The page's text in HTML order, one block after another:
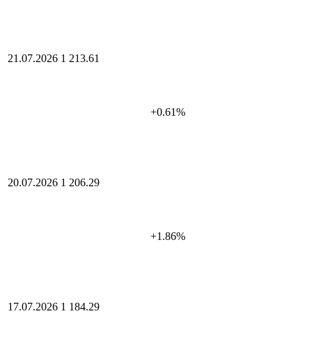
21.07.2026 1 213.61
+0.61%
20.07.2026 1 206.29
+1.86%
17.07.2026 1 184.29